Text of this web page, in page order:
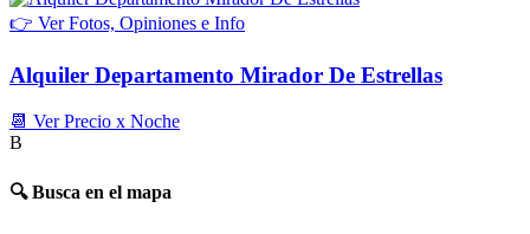
👉 Ver Fotos, Opiniones e Info
Alquiler Departamento Mirador De Estrellas
📆 Ver Precio x Noche
B
🔍 Busca en el mapa